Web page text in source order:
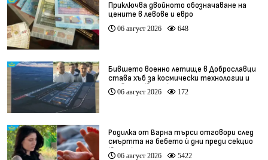
Приключва двойното обозначаване на
цените в левове и евро
06 август 2026 648
Бившето военно летище в Доброславци
става хъб за космически технологии и
иновации (видео)
06 август 2026 172
Родилка от Варна търси отговори след
смъртта на бебето ѝ дни преди секцио
(видео)
06 август 2026 5422